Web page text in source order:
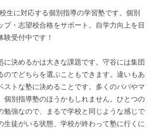
生に対応する個別指導の学習塾です。個別
・志望校合格をサポート。自学力向上を目
受付中です！
決めるかは大きな課題です。守谷には集団
でどちらを選ぶこともできます。違いもあ
トな塾に決めることです。多くのパパやマ
別指導塾のほうかもしれません。ひとつの
強なので、まるで学校と同じような感じで
徒がいる状態、学校が終わって塾に行くに